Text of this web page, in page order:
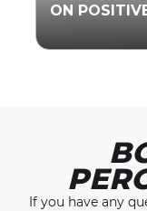
ON
If you have any